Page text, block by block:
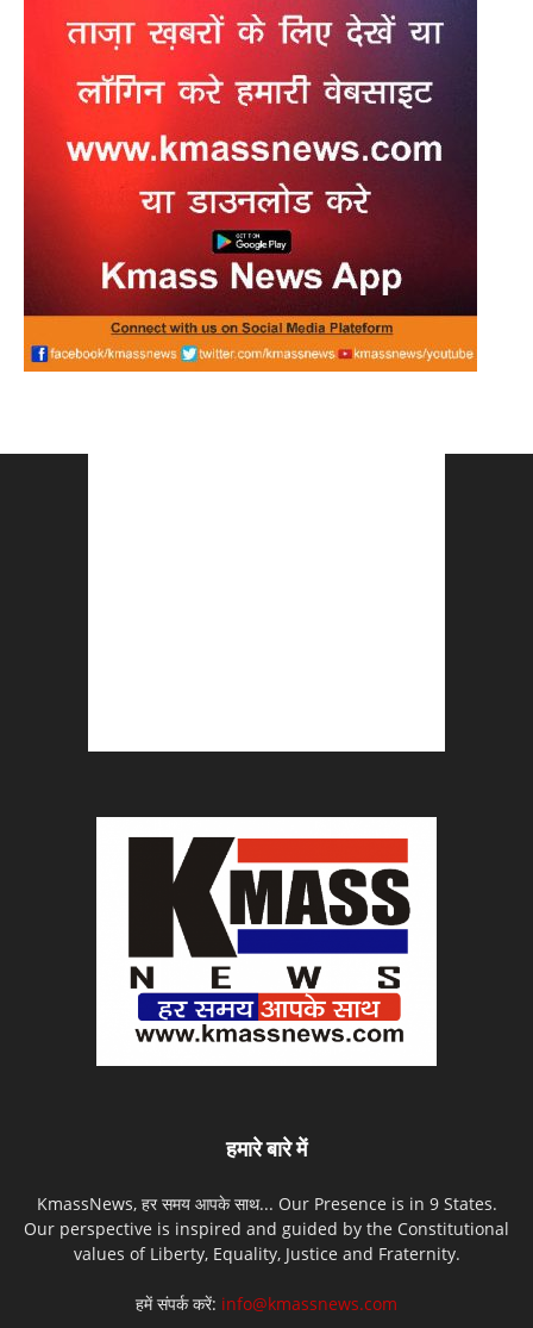
हमारे बारे में
KmassNews, हर समय आपके साथ... Our Presence is in 9 States.
Our perspective is inspired and guided by the Constitutional
values of Liberty, Equality, Justice and Fraternity.
हमें संपर्क करें: info@kmassnews.com